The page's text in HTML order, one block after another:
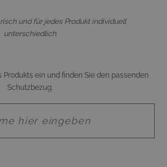
und für jedes Produkt individuell
unterschiedlich
Produkts ein und finden Sie den passenden
Schutzbezug.